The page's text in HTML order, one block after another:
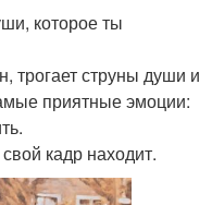
которое ты
трогает струны души и
приятные эмоции:
кадр находит.